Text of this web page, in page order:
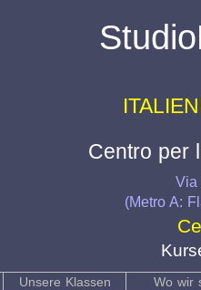
Centro per
Via
(Metro A:
Unsere Klassen Wo wir